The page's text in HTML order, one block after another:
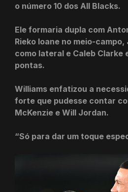
o número 10 dos All Blacks.
Ele formaria dupla com
Rieko Ioane no meio-
como lateral e Caleb Clarke
pontas.
Williams enfatizou a
forte que pudesse contar
McKenzie e Will Jordan.
“Só para dar um toque